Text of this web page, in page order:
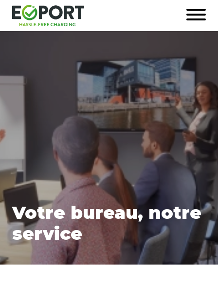
Naar
hoofdinhoud
Open
menu
Votre bureau, notre
service
Votre bureau, notre service